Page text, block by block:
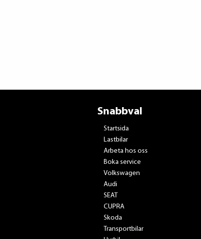
Snabbval
Startsida
Lastbilar
Arbeta hos oss
Boka service
Volkswagen
Audi
SEAT
CUPRA
Skoda
Transportbilar